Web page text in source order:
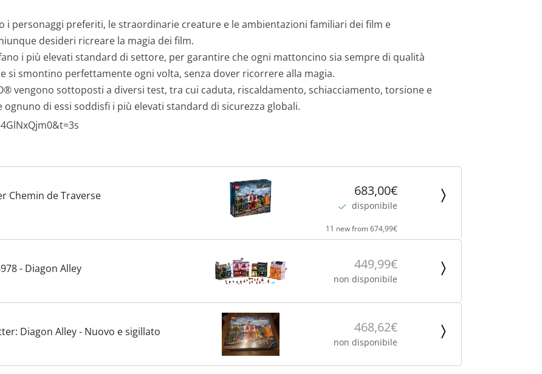
i personaggi preferiti, le straordinarie creature e le ambientazioni familiari dei film e
desideri ricreare la magia dei film.
i più elevati standard di settore, per garantire che ogni mattoncino sia sempre di qualità
si smontino perfettamente ogni volta, senza dover ricorrere alla magia.
vengono sottoposti a diversi test, tra cui caduta, riscaldamento, schiacciamento, torsione e
di essi soddisfi i più elevati standard di sicurezza globali.
Chemin de Traverse 683,00€
disponibile
11 new from 674,99€
- Diagon Alley 449,99€
non disponibile
Diagon Alley - Nuovo e sigillato 468,62€
non disponibile